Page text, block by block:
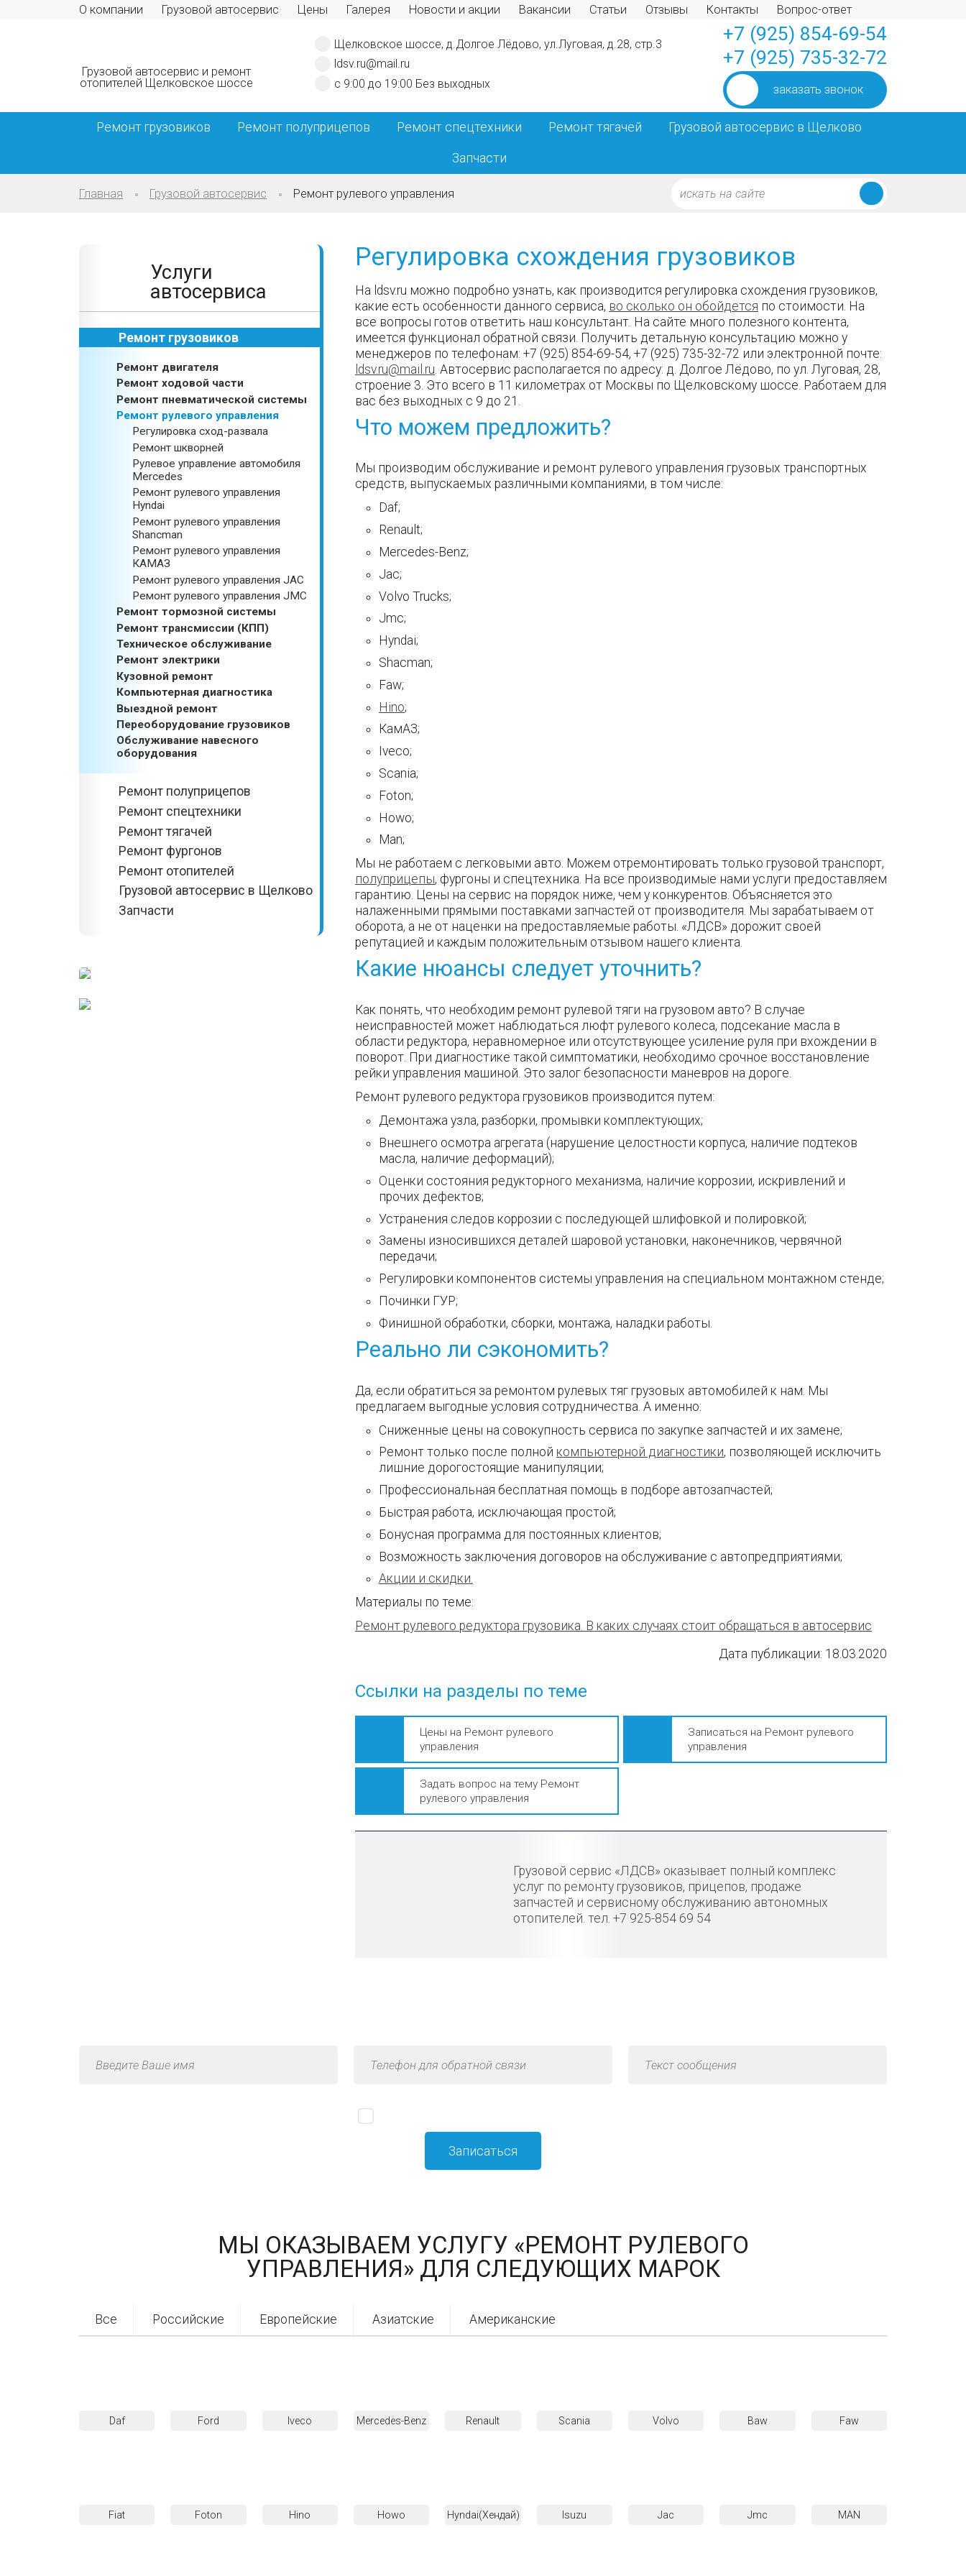
О компании Грузовой автосервис Цены Галерея Новости и акции Вакансии Статьи Отзывы Контакты Вопрос-ответ
Грузовой автосервис и ремонт
отопителей Щелковское шоссе
Щелковское шоссе, д.Долгое Лёдово, ул.Луговая, д.28, стр.3
ldsv.ru@mail.ru
с 9:00 до 19:00 Без выходных
+7 (925) 854-69-54
+7 (925) 735-32-72
заказать звонок
Ремонт грузовиков Ремонт полуприцепов Ремонт спецтехники Ремонт тягачей Грузовой автосервис в Щелково
Запчасти
Главная Грузовой автосервис Ремонт рулевого управления
Услуги
автосервиса
Ремонт грузовиков
Ремонт двигателя
Ремонт ходовой части
Ремонт пневматической системы
Ремонт рулевого управления
Регулировка сход-развала
Ремонт шкворней
Рулевое управление автомобиля
Mercedes
Ремонт рулевого управления
Hyndai
Ремонт рулевого управления
Shancman
Ремонт рулевого управления
КАМАЗ
Ремонт рулевого управления JAC
Ремонт рулевого управления JMC
Ремонт тормозной системы
Ремонт трансмиссии (КПП)
Техническое обслуживание
Ремонт электрики
Кузовной ремонт
Компьютерная диагностика
Выездной ремонт
Переоборудование грузовиков
Обслуживание навесного
оборудования
Ремонт полуприцепов
Ремонт спецтехники
Ремонт тягачей
Ремонт фургонов
Ремонт отопителей
Грузовой автосервис в Щелково
Запчасти
Регулировка схождения грузовиков
На ldsv.ru можно подробно узнать, как производится регулировка схождения грузовиков,
какие есть особенности данного сервиса, во сколько он обойдется по стоимости. На
все вопросы готов ответить наш консультант. На сайте много полезного контента,
имеется функционал обратной связи. Получить детальную консультацию можно у
менеджеров по телефонам: +7 (925) 854-69-54, +7 (925) 735-32-72 или электронной почте:
ldsv.ru@mail.ru . Автосервис располагается по адресу: д. Долгое Лёдово, по ул. Луговая, 28,
строение 3. Это всего в 11 километрах от Москвы по Щелковскому шоссе. Работаем для
вас без выходных с 9 до 21.
Что можем предложить?
Мы производим обслуживание и ремонт рулевого управления грузовых транспортных
средств, выпускаемых различными компаниями, в том числе:
Daf;
Renault;
Mercedes-Benz;
Jac;
Volvo Trucks;
Jmc;
Hyndai;
Shacman;
Faw;
Hino;
КамАЗ;
Iveco;
Scania;
Foton;
Howo;
Man;
Мы не работаем с легковыми авто. Можем отремонтировать только грузовой транспорт,
полуприцепы, фургоны и спецтехника. На все производимые нами услуги предоставляем
гарантию. Цены на сервис на порядок ниже, чем у конкурентов. Объясняется это
налаженными прямыми поставками запчастей от производителя. Мы зарабатываем от
оборота, а не от наценки на предоставляемые работы. «ЛДСВ» дорожит своей
репутацией и каждым положительным отзывом нашего клиента.
Какие нюансы следует уточнить?
Как понять, что необходим ремонт рулевой тяги на грузовом авто? В случае
неисправностей может наблюдаться люфт рулевого колеса, подсекание масла в
области редуктора, неравномерное или отсутствующее усиление руля при вхождении в
поворот. При диагностике такой симптоматики, необходимо срочное восстановление
рейки управления машиной. Это залог безопасности маневров на дороге.
Ремонт рулевого редуктора грузовиков производится путем:
Демонтажа узла, разборки, промывки комплектующих;
Внешнего осмотра агрегата (нарушение целостности корпуса, наличие подтеков
масла, наличие деформаций);
Оценки состояния редукторного механизма, наличие коррозии, искривлений и
прочих дефектов;
Устранения следов коррозии с последующей шлифовкой и полировкой;
Замены износившихся деталей шаровой установки, наконечников, червячной
передачи;
Регулировки компонентов системы управления на специальном монтажном стенде;
Починки ГУР;
Финишной обработки, сборки, монтажа, наладки работы.
Реально ли сэкономить?
Да, если обратиться за ремонтом рулевых тяг грузовых автомобилей к нам. Мы
предлагаем выгодные условия сотрудничества. А именно:
Сниженные цены на совокупность сервиса по закупке запчастей и их замене;
Ремонт только после полной компьютерной диагностики, позволяющей исключить
лишние дорогостоящие манипуляции;
Профессиональная бесплатная помощь в подборе автозапчастей;
Быстрая работа, исключающая простой;
Бонусная программа для постоянных клиентов;
Возможность заключения договоров на обслуживание с автопредприятиями;
Акции и скидки.
Материалы по теме:
Ремонт рулевого редуктора грузовика. В каких случаях стоит обращаться в автосервис
Дата публикации: 18.03.2020
Ссылки на разделы по теме
Цены на Ремонт рулевого
управления
Записаться на Ремонт рулевого
управления
Задать вопрос на тему Ремонт
рулевого управления
Грузовой сервис «ЛДСВ» оказывает полный комплекс
услуг по ремонту грузовиков, прицепов, продаже
запчастей и сервисному обслуживанию автономных
отопителей. тел. +7 925-854 69 54
МЫ ОКАЗЫВАЕМ УСЛУГУ «РЕМОНТ РУЛЕВОГО
УПРАВЛЕНИЯ» ДЛЯ СЛЕДУЮЩИХ МАРОК
Все Российские Европейские Азиатские Американские
Daf Ford Iveco Mercedes-Benz Renault Scania Volvo Baw Faw
Fiat Foton Hino Howo Hyndai(Хендай) Isuzu Jac Jmc MAN